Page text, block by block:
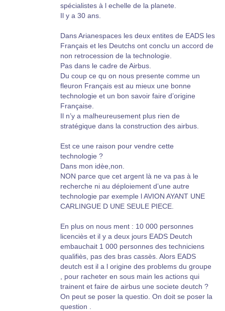
spécialistes à l echelle de la planete.
Il y a 30 ans.
Dans Arianespaces les deux entites de EADS les
Français et les Deutchs ont conclu un accord de
non retrocession de la technologie.
Pas dans le cadre de Airbus.
Du coup ce qu on nous presente comme un
fleuron Français est au mieux une bonne
technologie et un bon savoir faire d’origine
Française.
Il n’y a malheureusement plus rien de
stratégique dans la construction des airbus.
Est ce une raison pour vendre cette
technologie ?
Dans mon idèe,non.
NON parce que cet argent là ne va pas à le
recherche ni au déploiement d’une autre
technologie par exemple l AVION AYANT UNE
CARLINGUE D UNE SEULE PIECE.
En plus on nous ment : 10 000 personnes
licenciès et il y a deux jours EADS Deutch
embauchait 1 000 personnes des techniciens
qualifiès, pas des bras cassès. Alors EADS
deutch est il a l origine des problems du groupe
, pour racheter en sous main les actions qui
trainent et faire de airbus une societe deutch ?
On peut se poser la questio. On doit se poser la
question .